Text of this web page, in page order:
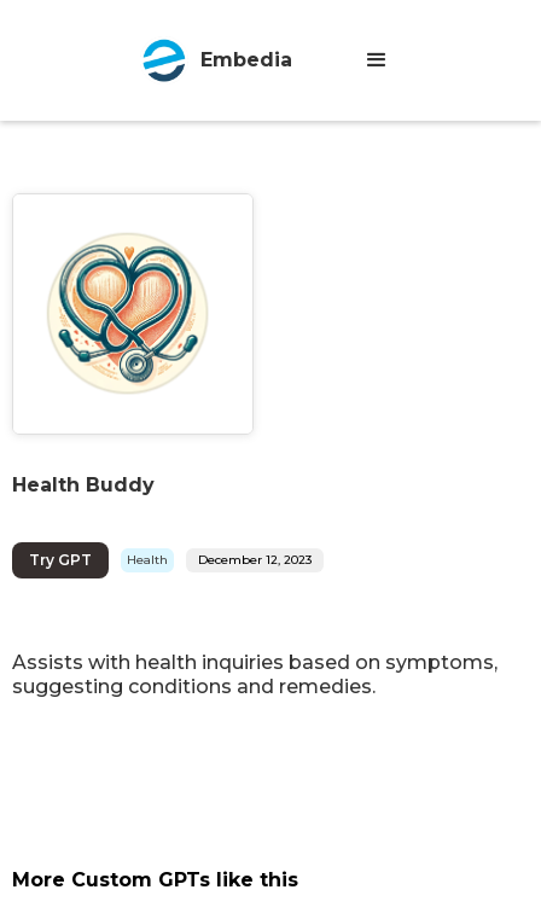
Embedia
Health Buddy
Try GPT Health December 12, 2023
Assists with health inquiries based on symptoms,
suggesting conditions and remedies.
More Custom GPTs like this